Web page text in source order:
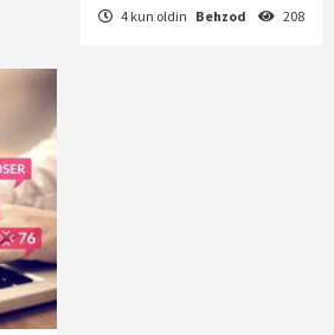
4 kun oldin Behzod 208